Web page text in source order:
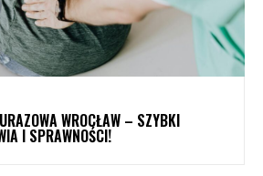
WROCŁAW – SZYBKI
I SPRAWNOŚCI!